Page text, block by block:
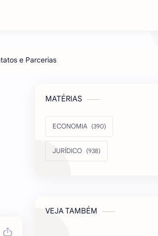
MATÉRIAS
ECONOMIA
JURÍDICO
VEJA TAMBÉM